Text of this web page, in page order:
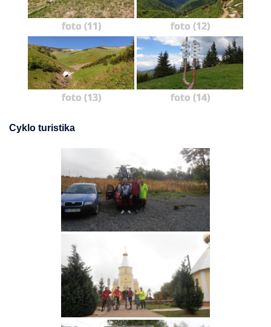
foto (11) foto (12)
foto (13) foto (14)
Cyklo turistika